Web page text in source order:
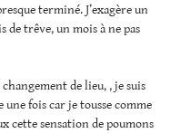
terminé. J’exagère un
de trêve, un mois à ne pas
de lieu, , je suis
fois car je tousse comme
cette sensation de poumons